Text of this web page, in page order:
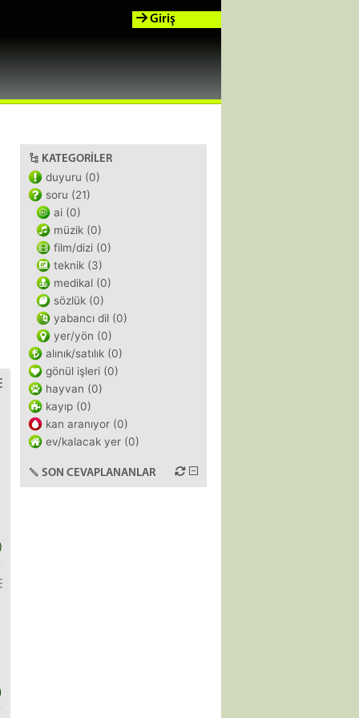
Giriş
KATEGORILER
duyuru (0)
soru (21)
ai (0)
müzik (0)
film/dizi (0)
teknik (3)
medikal (0)
sözlük (0)
yabancı dil (0)
yer/yön (0)
alınık/satılık (0)
gönül işleri (0)
hayvan (0)
kayıp (0)
kan aranıyor (0)
ev/kalacak yer (0)
SON CEVAPLANANLAR